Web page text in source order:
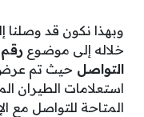
وبهذا نكون قد وصلنا
خلاله إلى موضوع
التواصل حيث تم
استعلامات الطيران
المتاحة للتواصل مع